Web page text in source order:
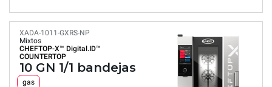
XADA-1011-GXRS-NP
Mixtos
CHEFTOP-X™ Digital.ID™
COUNTERTOP
10 GN 1/1 bandejas
gas